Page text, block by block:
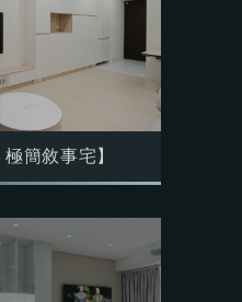
簡敘事宅】